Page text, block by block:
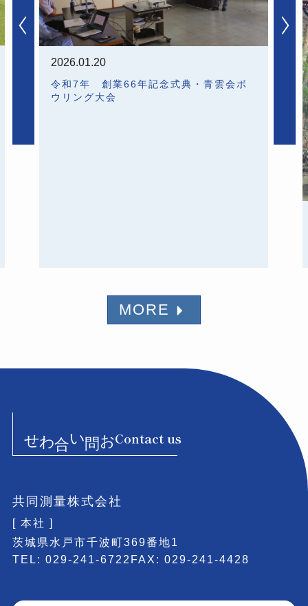
2026.01.20
令和7年 創業66年記念式典・青雲会ボ
ウリング大会
MORE
お問い合わせ Contact us
共同測量株式会社
[ 本社 ]
茨城県水戸市千波町369番地1
TEL: 029-241-6722 FAX: 029-241-4428